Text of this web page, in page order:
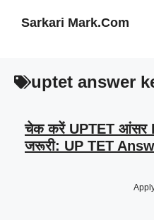
Sarkari Mark.Com
uptet answer
चेक करें UPTET आंसर
जरूरी: UP TET